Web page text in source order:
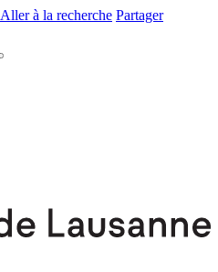
Aller à la recherche Partager